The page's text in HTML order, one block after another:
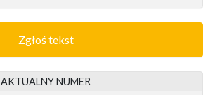
Zgłoś tekst
AKTUALNY NUMER